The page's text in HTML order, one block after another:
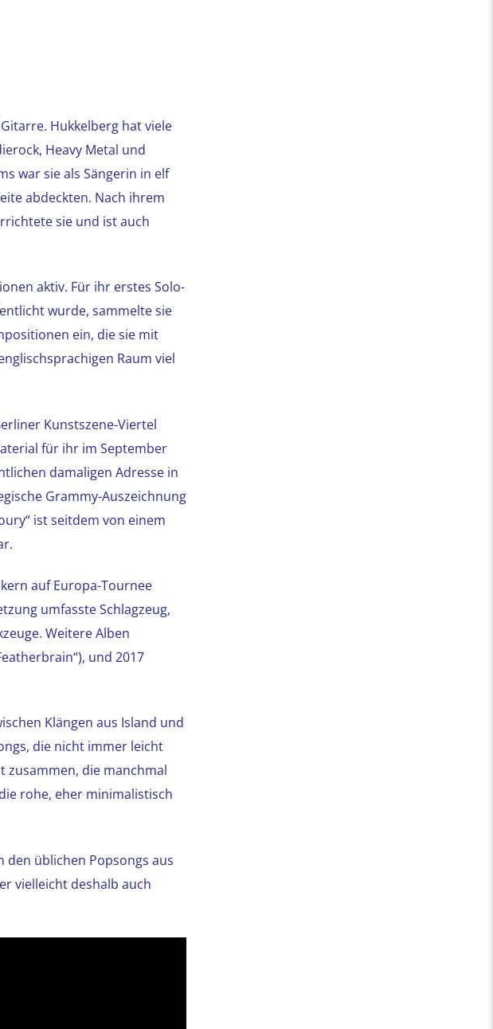
Hukkelberg hat viele
Heavy Metal und
war sie als Sängerin in elf
abdeckten. Nach ihrem
sie und ist auch
aktiv. Für ihr erstes Solo-
wurde, sammelte sie
ein, die sie mit
Raum viel
Kunstszene-Viertel
für ihr im September
damaligen Adresse in
Grammy-Auszeichnung
ist seitdem von einem
auf Europa-Tournee
umfasste Schlagzeug,
Weitere Alben
und 2017
Klängen aus Island und
die nicht immer leicht
zusammen, die manchmal
rohe, eher minimalistisch
den üblichen Popsongs aus
vielleicht deshalb auch